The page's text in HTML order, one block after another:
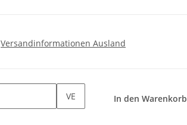
Versandinformationen Ausland
VE In den Warenkorb